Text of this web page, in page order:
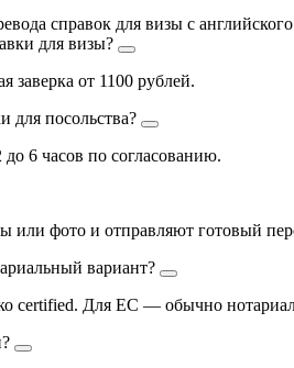
справок для визы с
для визы?
заверка от 1100 рублей.
для посольства?
6 часов по согласованию.
фото и отправляют готовый
вариант?
Для ЕС — обычно